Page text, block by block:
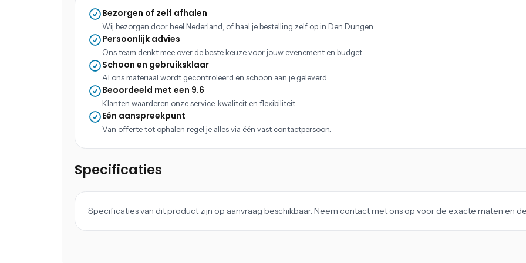
Bezorgen of zelf afhalen
Wij bezorgen door heel Nederland, of haal je bestelling zelf op in Den Dungen.
Persoonlijk advies
Ons team denkt mee over de beste keuze voor jouw evenement en budget.
Schoon en gebruiksklaar
Al ons materiaal wordt gecontroleerd en schoon aan je geleverd.
Beoordeeld met een 9.6
Klanten waarderen onze service, kwaliteit en flexibiliteit.
Eén aanspreekpunt
Van offerte tot ophalen regel je alles via één vast contactpersoon.
Specificaties
Specificaties van dit product zijn op aanvraag beschikbaar. Neem contact met ons op voor de exacte maten en